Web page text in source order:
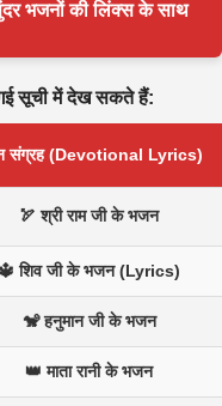
भजनों की लिंक्स के साथ
सूची में देख सकते हैं:
संग्रह (Devotional Lyrics)
🏹 श्री राम जी के भजन
शिव जी के भजन (Lyrics)
🐒 हनुमान जी के भजन
👑 माता रानी के भजन